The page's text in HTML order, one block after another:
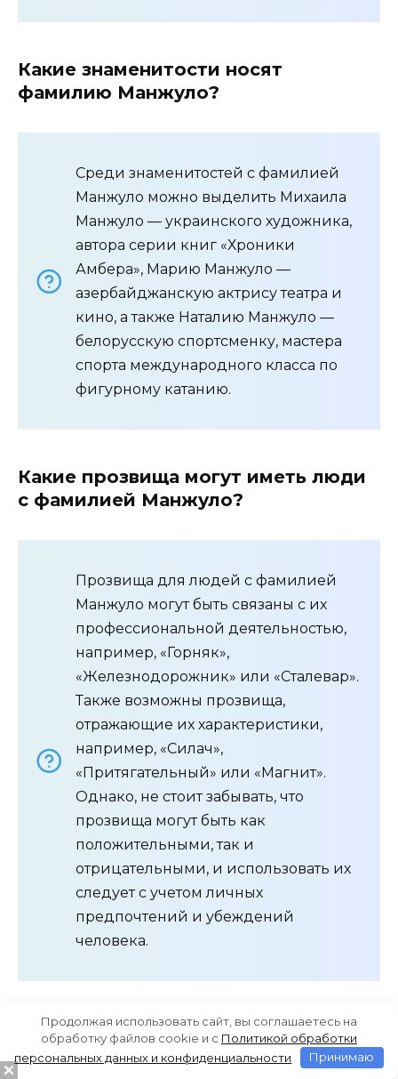
Какие знаменитости носят
фамилию Манжуло?
Среди знаменитостей с фамилией
Манжуло можно выделить Михаила
Манжуло — украинского художника,
автора серии книг «Хроники
Амбера», Марию Манжуло —
азербайджанскую актрису театра и
кино, а также Наталию Манжуло —
белорусскую спортсменку, мастера
спорта международного класса по
фигурному катанию.
Какие прозвища могут иметь люди
с фамилией Манжуло?
Прозвища для людей с фамилией
Манжуло могут быть связаны с их
профессиональной деятельностью,
например, «Горняк»,
«Железнодорожник» или «Сталевар».
Также возможны прозвища,
отражающие их характеристики,
например, «Силач»,
«Притягательный» или «Магнит».
Однако, не стоит забывать, что
прозвища могут быть как
положительными, так и
отрицательными, и использовать их
следует с учетом личных
предпочтений и убеждений
человека.
Продолжая использовать сайт, вы соглашаетесь на
обработку файлов cookie и c Политикой обработки
персональных данных и конфиденциальности
Принимаю